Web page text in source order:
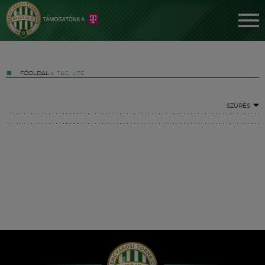
FŐOLDAL » TAG: UTE
SZŰRÉS
Hírek